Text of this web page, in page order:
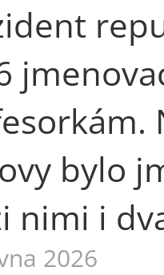
bylo
nimi i
2026